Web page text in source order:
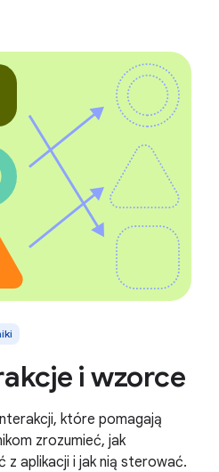
i wzorce
które pomagają
zrozumieć, jak
z aplikacji i jak nią sterować.